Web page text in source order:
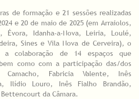
de formação e 21 sessões realizadas
e 20 de maio de 2025 (em Arraiolos,
Évora, Idanha-a-Nova, Leiria, Loulé,
Sines e Vila Nova de Cerveira), o
a colaboração de 14 espaços que
como com a participação das/dos
Camacho, Fabricia Valente, Inês
Ilídio Louro, Inês Fialho Brandão,
da Câmara.